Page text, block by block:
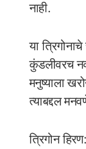
नाही.
या
कुंडलीवरच
मनुष्याला
त्याबद्दल
त्रिगोन